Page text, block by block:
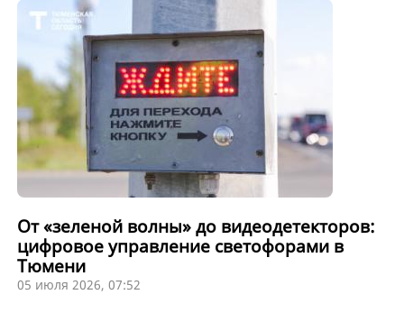
От «зеленой волны» до видеодетекторов:
цифровое управление светофорами в
Тюмени
05 июля 2026, 07:52